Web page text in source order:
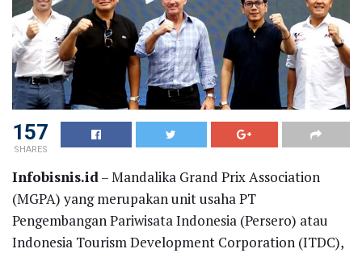
157
SHARES
Infobisnis.id– Mandalika Grand Prix Association
(MGPA) yang merupakan unit usaha PT
Pengembangan Pariwisata Indonesia (Persero) atau
Indonesia Tourism Development Corporation (ITDC),